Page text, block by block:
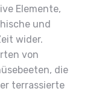
Elemente,
und
wider.
von
die
terrassierte